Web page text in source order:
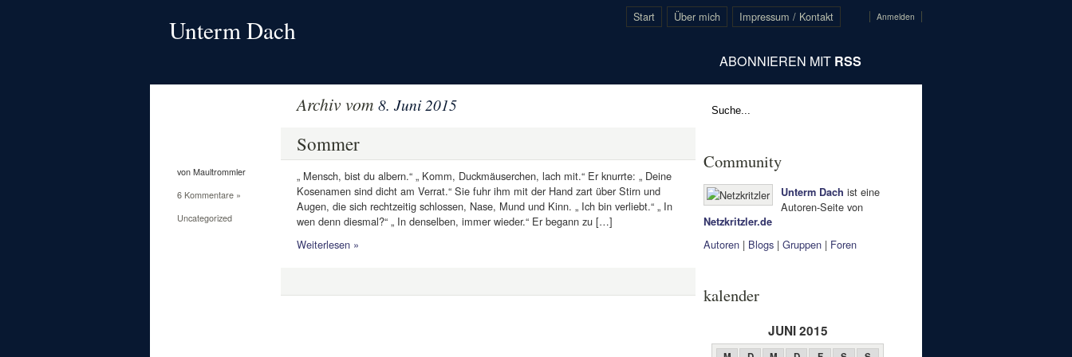
Unterm Dach Anmelden
Start Über mich Impressum / Kontakt
ABONNIEREN MIT RSS
Archiv vom 8. Juni 2015
von Maultrommler
6 Kommentare »
Uncategorized
Sommer
„ Mensch, bist du albern.“ „ Komm, Duckmäuserchen, lach mit.“ Er knurrte: „ Deine
Kosenamen sind dicht am Verrat.“ Sie fuhr ihm mit der Hand zart über Stirn und
Augen, die sich rechtzeitig schlossen, Nase, Mund und Kinn. „ Ich bin verliebt.“ „ In
wen denn diesmal?“ „ In denselben, immer wieder.“ Er begann zu […]
Weiterlesen »
Community
Unterm Dach ist eine
Autoren-Seite von
Netzkritzler.de
Autoren | Blogs | Gruppen | Foren
kalender
JUNI 2015